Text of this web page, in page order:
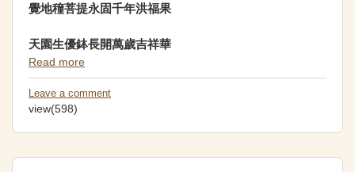
覺地穜菩提永固千年洪福果
天園生優鉢長開萬歲吉祥華
Read more
Leave a comment
view(598)